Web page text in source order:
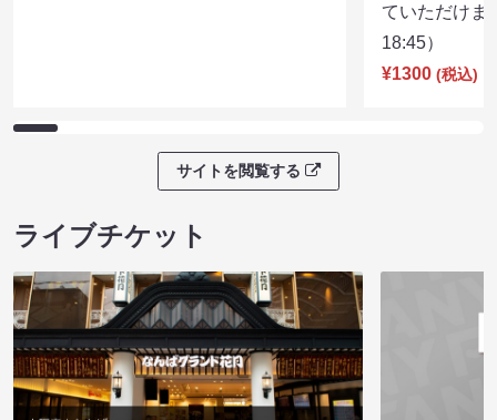
ていただけ
18:45）
¥1300 (税込)
サイトを閲覧する
ライブチケット